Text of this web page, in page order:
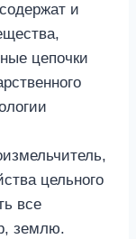
и
цепочки
цельного
все
землю.